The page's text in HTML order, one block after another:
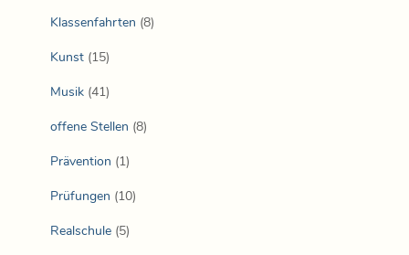
Klassenfahrten (8)
Kunst (15)
Musik (41)
offene Stellen (8)
Prävention (1)
Prüfungen (10)
Realschule (5)